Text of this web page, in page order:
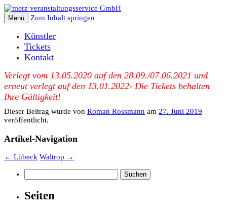
Menü Zum Inhalt springen
Künstler
Tickets
Kontakt
Verlegt vom 13.05.2020 auf den 28.09./07.06.2021 und
erneut verlegt auf den 13.01.2022- Die Tickets behalten
Ihre Gültigkeit!
Dieser Beitrag wurde von Roman Rossmann am 27. Juni 2019
veröffentlicht.
Artikel-Navigation
← Lübeck Waltrop →
nach:
Seiten